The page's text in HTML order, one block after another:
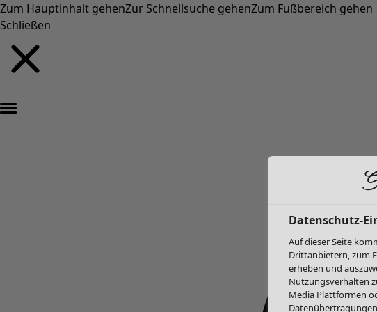
Zum Hauptinhalt gehenZur Schnellsuche gehenZum Fußbereich gehen
Schließen
Datenschutz-
Auf dieser Seite
Drittanbietern, zum
erheben und
Nutzungsverhalten
Media Plattformen